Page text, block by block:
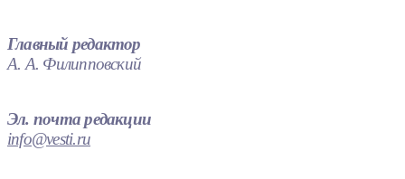
Главный редактор
А. А. Филипповский
Эл. почта редакции
info@vesti.ru